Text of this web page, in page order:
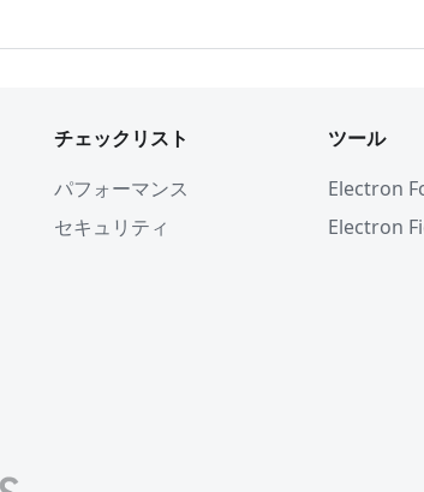
チェックリスト
パフォーマンス
セキュリティ
ツール
Electron
Electron